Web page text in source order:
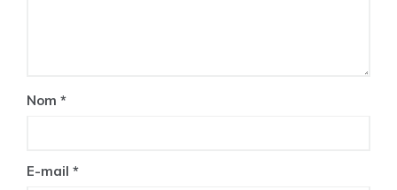
Nom *
E-mail *